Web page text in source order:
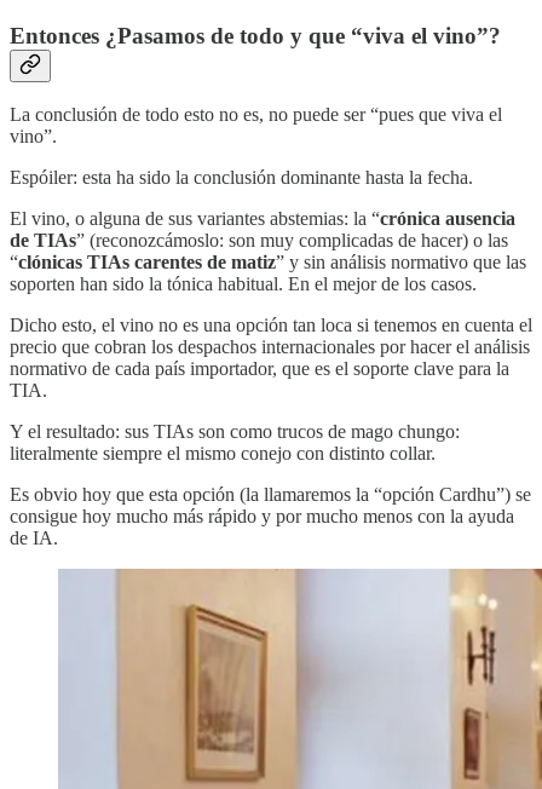
Entonces ¿Pasamos de todo y que “viva el vino”?
La conclusión de todo esto no es, no puede ser “pues que viva el
vino”.
Espóiler: esta ha sido la conclusión dominante hasta la fecha.
El vino, o alguna de sus variantes abstemias: la “crónica ausencia
de TIAs” (reconozcámoslo: son muy complicadas de hacer) o las
“clónicas TIAs carentes de matiz” y sin análisis normativo que las
soporten han sido la tónica habitual. En el mejor de los casos.
Dicho esto, el vino no es una opción tan loca si tenemos en cuenta el
precio que cobran los despachos internacionales por hacer el análisis
normativo de cada país importador, que es el soporte clave para la
TIA.
Y el resultado: sus TIAs son como trucos de mago chungo:
literalmente siempre el mismo conejo con distinto collar.
Es obvio hoy que esta opción (la llamaremos la “opción Cardhu”) se
consigue hoy mucho más rápido y por mucho menos con la ayuda
de IA.